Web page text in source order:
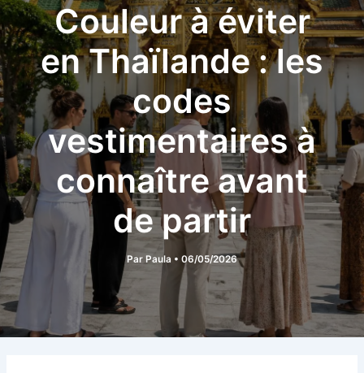
Couleur à éviter
en Thaïlande : les
codes
vestimentaires à
connaître avant
de partir
Par Paula • 06/05/2026